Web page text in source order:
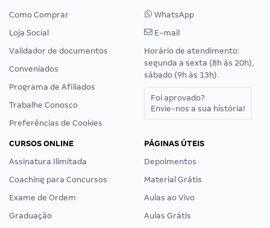
Como Comprar
Loja Social
Validador de documentos
Conveniados
Programa de Afiliados
Trabalhe Conosco
Preferências de Cookies
WhatsApp
E-mail
Horário de atendimento:
segunda a sexta (8h às 20h),
sábado (9h às 13h).
Foi aprovado?
Envie-nos a sua história!
CURSOS ONLINE
Assinatura Ilimitada
Coaching para Concursos
Exame de Ordem
Graduação
PÁGINAS ÚTEIS
Depoimentos
Material Grátis
Aulas ao Vivo
Aulas Grátis